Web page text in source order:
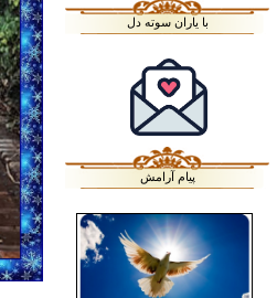
با یاران سوته دل
پیام آرامش